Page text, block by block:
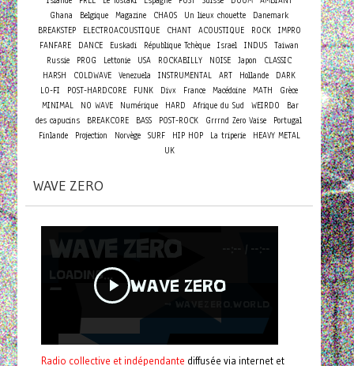
Ghana
Belgique Magazine CHAOS Un lieux chouette
Danemark
BREAKSTEP
ELECTROACOUSTIQUE CHANT ACOUSTIQUE ROCK
IMPRO
FANFARE
DANCE Euskadi République Tchèque Israel INDUS Taiwan
Russie
PROG Lettonie USA ROCKABILLY NOISE Japon
CLASSIC
HARSH
COLDWAVE Venezuela INSTRUMENTAL ART Hollande
DARK
LO-FI
POST-HARDCORE FUNK Divx France Macédoine MATH
Grèce
MINIMAL
NO WAVE Numérique HARD Afrique du Sud WEIRDO
Bar
des capucins
BREAKCORE BASS POST-ROCK Grrrnd Zero Vaise
Portugal
Finlande
Projection Norvège SURF HIP HOP La triperie
HEAVY METAL
UK
WAVE ZERO
Radio collective et indépendante diffusée via internet et